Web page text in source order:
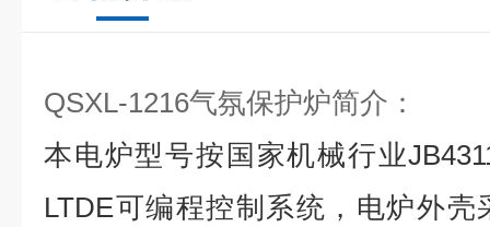
QSXL-1216气氛保护炉简介：
本电炉型号按国家机械行业
LTDE可编程控制系统，电炉外壳